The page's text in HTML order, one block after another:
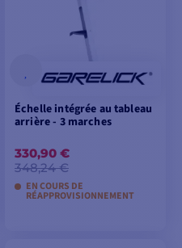
Échelle intégrée au tableau
arrière - 3 marches
330,90 €
348,24 €
EN COURS DE
RÉAPPROVISIONNEMENT